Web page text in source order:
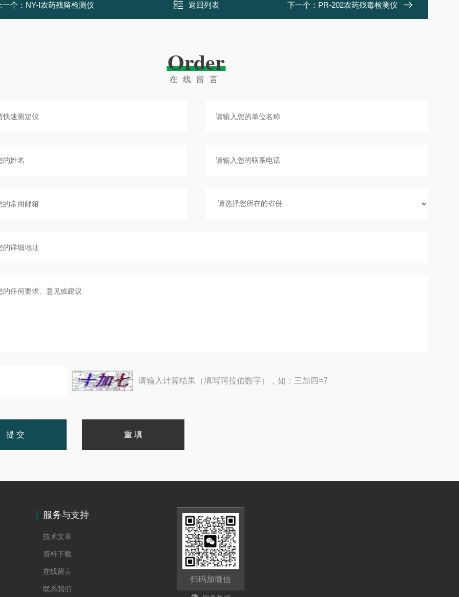
一个： NY-Ⅰ农药残留检测仪 返回列表 下一个： PR-202农药残毒检测仪
Order
在线留言
请输入计算结果（填写阿拉伯数字），如：三加四=7
服务与支持
技术文章
资料下载
在线留言
联系我们
扫码加微信